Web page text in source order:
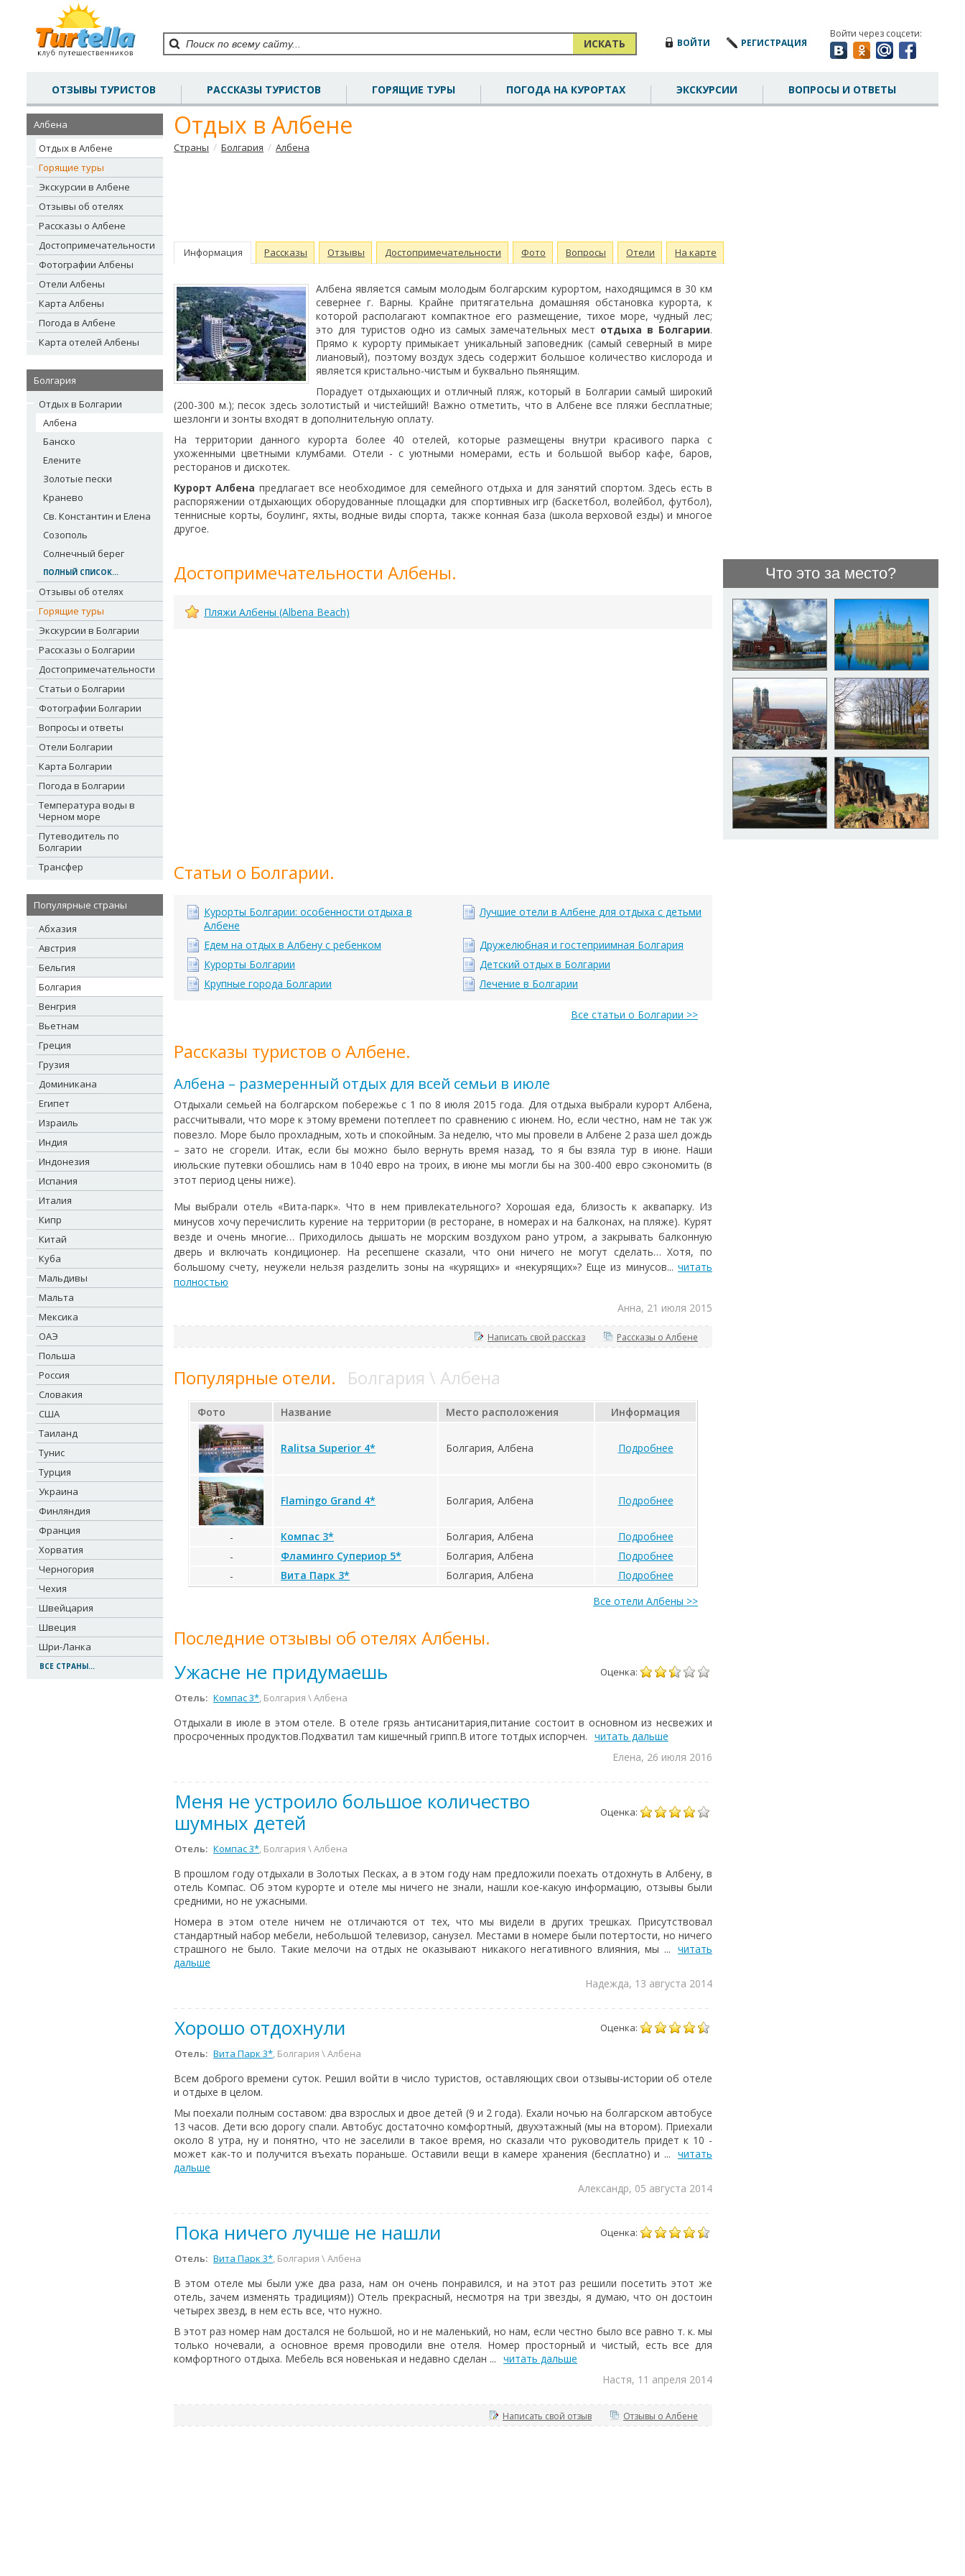
ИСКАТЬ ВОЙТИ РЕГИСТРАЦИЯ
Войти через соцсети:
ОТЗЫВЫ ТУРИСТОВ РАССКАЗЫ ТУРИСТОВ ГОРЯЩИЕ ТУРЫ ПОГОДА НА КУРОРТАХ ЭКСКУРСИИ ВОПРОСЫ И ОТВЕТЫ
Албена
Отдых в Албене
Горящие туры
Экскурсии в Албене
Отзывы об отелях
Рассказы о Албене
Достопримечательности
Фотографии Албены
Отели Албены
Карта Албены
Погода в Албене
Карта отелей Албены
Болгария
Отдых в Болгарии
Албена
Банско
Елените
Золотые пески
Кранево
Св. Константин и Елена
Созополь
Солнечный берег
ПОЛНЫЙ СПИСОК...
Отзывы об отелях
Горящие туры
Экскурсии в Болгарии
Рассказы о Болгарии
Достопримечательности
Статьи о Болгарии
Фотографии Болгарии
Вопросы и ответы
Отели Болгарии
Карта Болгарии
Погода в Болгарии
Температура воды в
Черном море
Путеводитель по
Болгарии
Трансфер
Популярные страны
Абхазия
Австрия
Бельгия
Болгария
Венгрия
Вьетнам
Греция
Грузия
Доминикана
Египет
Израиль
Индия
Индонезия
Испания
Италия
Кипр
Китай
Куба
Мальдивы
Мальта
Мексика
ОАЭ
Польша
Россия
Словакия
США
Таиланд
Тунис
Турция
Украина
Финляндия
Франция
Хорватия
Черногория
Чехия
Швейцария
Швеция
Шри-Ланка
ВСЕ СТРАНЫ...
Отдых в Албене
Страны / Болгария / Албена
Информация Рассказы Отзывы Достопримечательности Фото Вопросы Отели На карте
Албена является самым молодым болгарским курортом, находящимся в 30 км
севернее г. Варны. Крайне притягательна домашняя обстановка курорта, к
которой располагают компактное его размещение, тихое море, чудный лес;
это для туристов одно из самых замечательных мест отдыха в Болгарии.
Прямо к курорту примыкает уникальный заповедник (самый северный в мире
лиановый), поэтому воздух здесь содержит большое количество кислорода и
является кристально-чистым и буквально пьянящим.
Порадует отдыхающих и отличный пляж, который в Болгарии самый широкий
(200-300 м.); песок здесь золотистый и чистейший! Важно отметить, что в Албене все пляжи бесплатные;
шезлонги и зонты входят в дополнительную оплату.
На территории данного курорта более 40 отелей, которые размещены внутри красивого парка с
ухоженными цветными клумбами. Отели - с уютными номерами, есть и большой выбор кафе, баров,
ресторанов и дискотек.
Курорт Албена предлагает все необходимое для семейного отдыха и для занятий спортом. Здесь есть в
распоряжении отдыхающих оборудованные площадки для спортивных игр (баскетбол, волейбол, футбол),
теннисные корты, боулинг, яхты, водные виды спорта, также конная база (школа верховой езды) и многое
другое.
Достопримечательности Албены.
Пляжи Албены (Albena Beach)
Статьи о Болгарии.
Курорты Болгарии: особенности отдыха в
Албене
Лучшие отели в Албене для отдыха с детьми
Едем на отдых в Албену с ребенком
Дружелюбная и гостеприимная Болгария
Курорты Болгарии
Детский отдых в Болгарии
Крупные города Болгарии
Лечение в Болгарии
Все статьи о Болгарии >>
Рассказы туристов о Албене.
Албена – размеренный отдых для всей семьи в июле
Отдыхали семьей на болгарском побережье с 1 по 8 июля 2015 года. Для отдыха выбрали курорт Албена,
рассчитывали, что море к этому времени потеплеет по сравнению с июнем. Но, если честно, нам не так уж
повезло. Море было прохладным, хоть и спокойным. За неделю, что мы провели в Албене 2 раза шел дождь
– зато не сгорели. Итак, если бы можно было вернуть время назад, то я бы взяла тур в июне. Наши
июльские путевки обошлись нам в 1040 евро на троих, в июне мы могли бы на 300-400 евро сэкономить (в
этот период цены ниже).
Мы выбрали отель «Вита-парк». Что в нем привлекательного? Хорошая еда, близость к аквапарку. Из
минусов хочу перечислить курение на территории (в ресторане, в номерах и на балконах, на пляже). Курят
везде и очень многие… Приходилось дышать не морским воздухом рано утром, а закрывать балконную
дверь и включать кондиционер. На ресепшене сказали, что они ничего не могут сделать… Хотя, по
большому счету, неужели нельзя разделить зоны на «курящих» и «некурящих»? Еще из минусов... читать
полностью
Анна, 21 июля 2015
Написать свой рассказ Рассказы о Албене
Популярные отели. Болгария \ Албена
Фото Название Место расположения Информация
Ralitsa Superior 4* Болгария, Албена Подробнее
Flamingo Grand 4* Болгария, Албена Подробнее
- Компас 3* Болгария, Албена
Подробнее
-
Фламинго Супериор 5* Болгария, Албена
Подробнее
-
Вита Парк 3* Болгария, Албена
Подробнее
Все отели Албены >>
Последние отзывы об отелях Албены.
Ужасне не придумаешь
Оценка:
Отель: Компас 3*, Болгария \ Албена
Отдыхали в июле в этом отеле. В отеле грязь антисанитария,питание состоит в основном из несвежих и
просроченных продуктов.Подхватил там кишечный грипп.В итоге тотдых испорчен. читать дальше
Елена, 26 июля 2016
Меня не устроило большое количество
шумных детей
Оценка:
Отель: Компас 3*, Болгария \ Албена
В прошлом году отдыхали в Золотых Песках, а в этом году нам предложили поехать отдохнуть в Албену, в
отель Компас. Об этом курорте и отеле мы ничего не знали, нашли кое-какую информацию, отзывы были
средними, но не ужасными.
Номера в этом отеле ничем не отличаются от тех, что мы видели в других трешках. Присутствовал
стандартный набор мебели, небольшой телевизор, санузел. Местами в номере были потертости, но ничего
страшного не было. Такие мелочи на отдых не оказывают никакого негативного влияния, мы ... читать
дальше
Надежда, 13 августа 2014
Хорошо отдохнули
Оценка:
Отель: Вита Парк 3*, Болгария \ Албена
Всем доброго времени суток. Решил войти в число туристов, оставляющих свои отзывы-истории об отеле
и отдыхе в целом.
Мы поехали полным составом: два взрослых и двое детей (9 и 2 года). Ехали ночью на болгарском автобусе
13 часов. Дети всю дорогу спали. Автобус достаточно комфортный, двухэтажный (мы на втором). Приехали
около 8 утра, ну и понятно, что не заселили в такое время, но сказали что руководитель придет к 10 -
может как-то и получится въехать пораньше. Оставили вещи в камере хранения (бесплатно) и ... читать
дальше
Александр, 05 августа 2014
Пока ничего лучше не нашли
Оценка:
Отель: Вита Парк 3*, Болгария \ Албена
В этом отеле мы были уже два раза, нам он очень понравился, и на этот раз решили посетить этот же
отель, зачем изменять традициям)) Отель прекрасный, несмотря на три звезды, я думаю, что он достоин
четырех звезд, в нем есть все, что нужно.
В этот раз номер нам достался не большой, но и не маленький, но нам, если честно было все равно т. к. мы
только ночевали, а основное время проводили вне отеля. Номер просторный и чистый, есть все для
комфортного отдыха. Мебель вся новенькая и недавно сделан ... читать дальше
Настя, 11 апреля 2014
Написать свой отзыв Отзывы о Албене
Что это за место?